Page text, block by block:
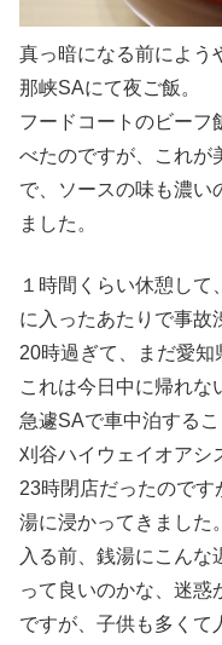
真っ暗になる前によう
那峡SAにて夜ご飯。
フードコートのビーフ
べたのですが、これが
で、ソースの味も濃い
ました。
１時間くらい休憩し
に入ったあたりで事故
20時過ぎて、まだ愛知
これは今日中に帰れな
急遽SAで車中泊する
刈谷ハイウェイオアシ
23時閉店だったので
湯に浸かってきました。
入る前、銭湯にこんな
って良いのかな、迷惑
ですが、子供も多くて